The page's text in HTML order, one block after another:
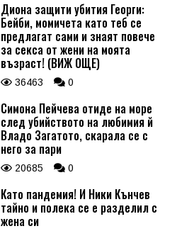
Диона защити убития Георги:
Бейби, момичета като теб се
предлагат сами и знаят повече
за секса от жени на моята
възраст! (ВИЖ ОЩЕ)
36463 0
Симона Пейчева отиде на море
след убийството на любимия й
Владо Загатото, скарала се с
него за пари
20685 0
Като пандемия! И Ники Кънчев
тайно и полека се е разделил с
жена си